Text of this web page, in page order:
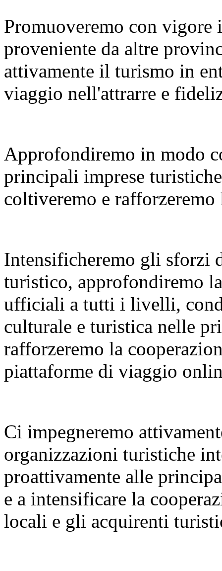
Promuoveremo con
proveniente da altre
attivamente il turismo in
viaggio nell'attrarre e
Approfondiremo in modo
principali imprese
coltiveremo e
Intensificheremo gli sforzi
turistico, approfondiremo
ufficiali a tutti i livelli,
culturale e turistica nelle
rafforzeremo la
piattaforme di viaggio
Ci impegneremo
organizzazioni turistiche
proattivamente alle
e a intensificare la
locali e gli acquirenti